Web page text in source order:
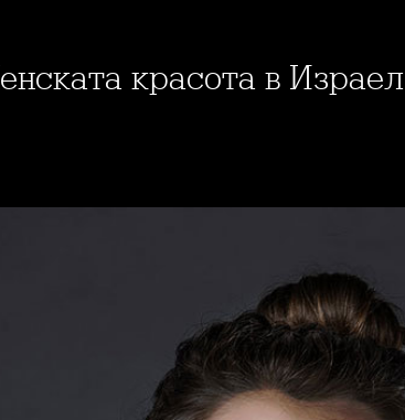
Женската красота в Израел